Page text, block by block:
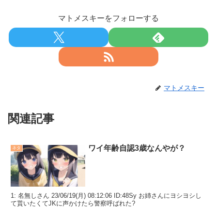
マトメスキーをフォローする
マトメスキー
関連記事
ネタ ワイ年齢自認3歳なんやが？
1: 名無しさん 23/06/19(月) 08:12:06 ID:48Sy お姉さんにヨシヨシし
て貰いたくてJKに声かけたら警察呼ばれた?